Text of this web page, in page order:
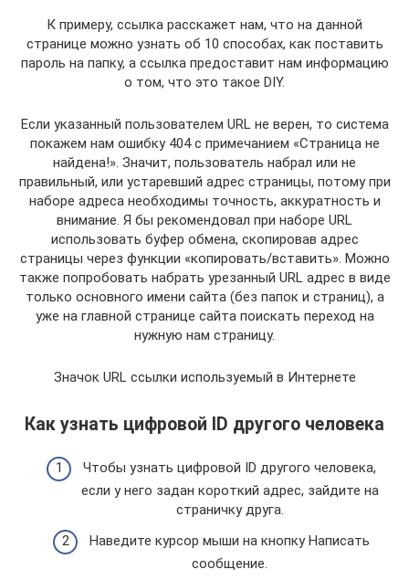
К примеру, ссылка расскажет нам, что на данной
странице можно узнать об 10 способах, как поставить
пароль на папку, а ссылка предоставит нам информацию
о том, что это такое DIY.
Если указанный пользователем URL не верен, то система
покажем нам ошибку 404 с примечанием «Страница не
найдена!». Значит, пользователь набрал или не
правильный, или устаревший адрес страницы, потому при
наборе адреса необходимы точность, аккуратность и
внимание. Я бы рекомендовал при наборе URL
использовать буфер обмена, скопировав адрес
страницы через функции «копировать/вставить». Можно
также попробовать набрать урезанный URL адрес в виде
только основного имени сайта (без папок и страниц), а
уже на главной странице сайта поискать переход на
нужную нам страницу.
Значок URL ссылки используемый в Интернете
Как узнать цифровой ID другого человека
Чтобы узнать цифровой ID другого человека,
если у него задан короткий адрес, зайдите на
страничку друга.
Наведите курсор мыши на кнопку Написать
сообщение.